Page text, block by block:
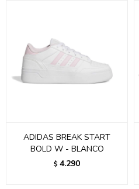
ADIDAS BREAK START
BOLD W - BLANCO
$ 4.290